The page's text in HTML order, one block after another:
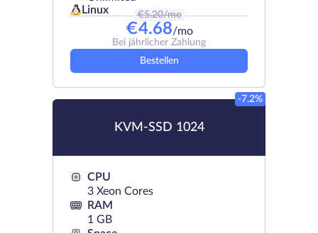
Linux
€5.20/mo
€4.68/mo
Bei jährlicher Zahlung
Bestellen
KVM-SSD 1024
-7.2%
CPU
3 Xeon Cores
RAM
1 GB